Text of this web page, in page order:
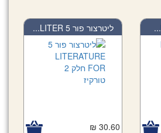
ליטרצור פור 5 LITER...
30.60 ₪